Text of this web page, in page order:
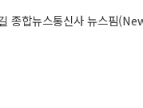
종합뉴스통신사 뉴스핌